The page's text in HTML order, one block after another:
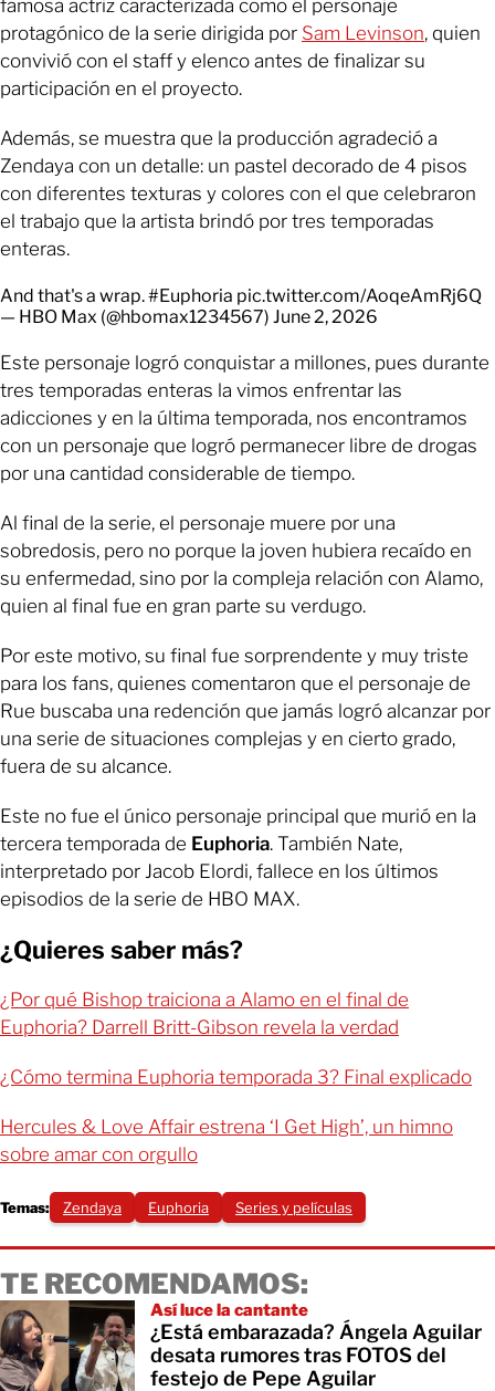
famosa actriz caracterizada como el personaje
protagónico de la serie dirigida por Sam Levinson, quien
convivió con el staff y elenco antes de finalizar su
participación en el proyecto.
Además, se muestra que la producción agradeció a
Zendaya con un detalle: un pastel decorado de 4 pisos
con diferentes texturas y colores con el que celebraron
el trabajo que la artista brindó por tres temporadas
enteras.
And that's a wrap.#Euphoria pic.twitter.com/AoqeAmRj6Q
— HBO Max (@hbomax1234567) June 2, 2026
Este personaje logró conquistar a millones, pues durante
tres temporadas enteras la vimos enfrentar las
adicciones y en la última temporada, nos encontramos
con un personaje que logró permanecer libre de drogas
por una cantidad considerable de tiempo.
Al final de la serie, el personaje muere por una
sobredosis, pero no porque la joven hubiera recaído en
su enfermedad, sino por la compleja relación con Alamo,
quien al final fue en gran parte su verdugo.
Por este motivo, su final fue sorprendente y muy triste
para los fans, quienes comentaron que el personaje de
Rue buscaba una redención que jamás logró alcanzar por
una serie de situaciones complejas y en cierto grado,
fuera de su alcance.
Este no fue el único personaje principal que murió en la
tercera temporada de Euphoria. También Nate,
interpretado por Jacob Elordi, fallece en los últimos
episodios de la serie de HBO MAX.
¿Quieres saber más?
¿Por qué Bishop traiciona a Alamo en el final de
Euphoria? Darrell Britt-Gibson revela la verdad
¿Cómo termina Euphoria temporada 3? Final explicado
Hercules & Love Affair estrena ‘I Get High’, un himno
sobre amar con orgullo
Temas: Zendaya Euphoria Series y películas
TE RECOMENDAMOS:
Así luce la cantante
¿Está embarazada? Ángela Aguilar
desata rumores tras FOTOS del
festejo de Pepe Aguilar